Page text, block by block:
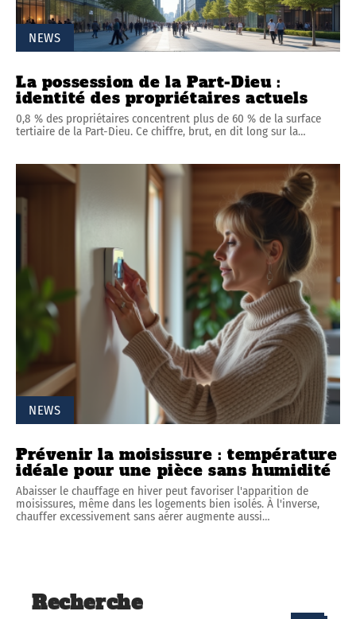
NEWS
La possession de la Part-Dieu :
identité des propriétaires actuels
0,8 % des propriétaires concentrent plus de 60 % de la surface
tertiaire de la Part-Dieu. Ce chiffre, brut, en dit long sur la…
NEWS
Prévenir la moisissure : température
idéale pour une pièce sans humidité
Abaisser le chauffage en hiver peut favoriser l'apparition de
moisissures, même dans les logements bien isolés. À l'inverse,
chauffer excessivement sans aérer augmente aussi…
Recherche